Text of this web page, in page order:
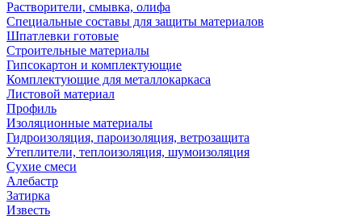
Растворители, смывка, олифа
Специальные составы для защиты материалов
Шпатлевки готовые
Строительные материалы
Гипсокартон и комплектующие
Комплектующие для металлокаркаса
Листовой материал
Профиль
Изоляционные материалы
Гидроизоляция, пароизоляция, ветрозащита
Утеплители, теплоизоляция, шумоизоляция
Сухие смеси
Алебастр
Затирка
Известь